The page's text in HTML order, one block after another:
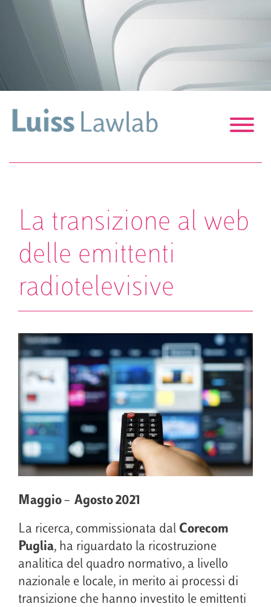
o
La transizione al web
delle emittenti
radiotelevisive
Maggio – Agosto 2021
La ricerca, commissionata dal Corecom
Puglia, ha riguardato la ricostruzione
analitica del quadro normativo, a livello
nazionale e locale, in merito ai processi di
transizione che hanno investito le emittenti